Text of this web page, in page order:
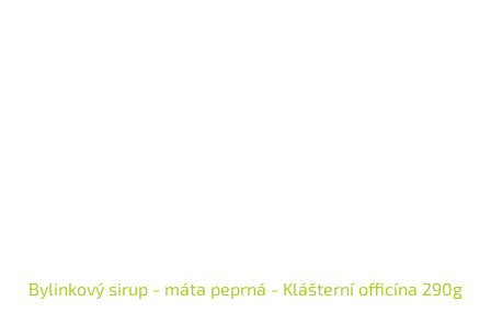
Bylinkový sirup - máta peprná - Klášterní officína 290g